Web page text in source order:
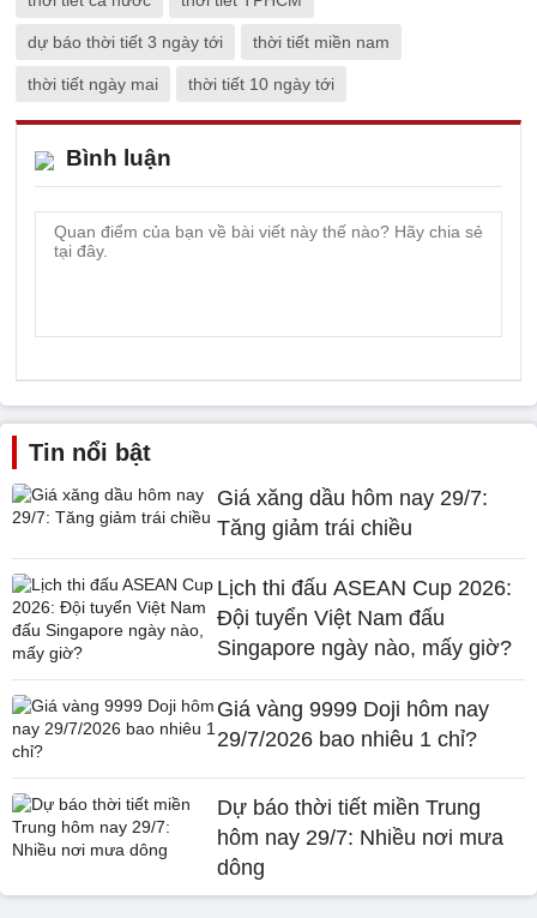
dự báo thời tiết 3 ngày tới thời tiết miền nam
thời tiết ngày mai thời tiết 10 ngày tới
Bình luận
Tin nổi bật
Giá xăng dầu hôm nay 29/7:
Tăng giảm trái chiều
Lịch thi đấu ASEAN Cup 2026:
Đội tuyển Việt Nam đấu
Singapore ngày nào, mấy giờ?
Giá vàng 9999 Doji hôm nay
29/7/2026 bao nhiêu 1 chỉ?
Dự báo thời tiết miền Trung
hôm nay 29/7: Nhiều nơi mưa
dông